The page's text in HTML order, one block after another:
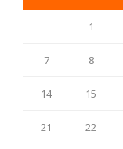
1
7 8
14 15
21 22